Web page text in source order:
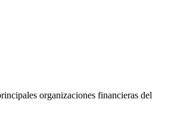
organizaciones financieras del